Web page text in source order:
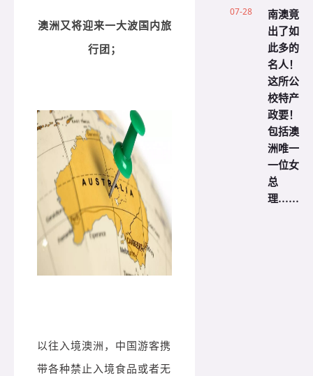
澳洲又将迎来一大波国内旅
行团；
以往入境澳洲， 中国游客携
带各种禁止入境食品或者无
07-28
南澳竟
出了如
此多的
名人！
这所公
校特产
政要！
包括澳
洲唯一
一位女
总
理……